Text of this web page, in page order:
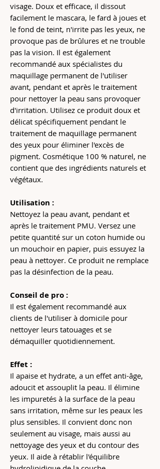
visage. Doux et efficace, il dissout
facilement le mascara, le fard à joues et
le fond de teint, n'irrite pas les yeux, ne
provoque pas de brûlures et ne trouble
pas la vision. Il est également
recommandé aux spécialistes du
maquillage permanent de l'utiliser
avant, pendant et après le traitement
pour nettoyer la peau sans provoquer
d'irritation. Utilisez ce produit doux et
délicat spécifiquement pendant le
traitement de maquillage permanent
des yeux pour éliminer l'excès de
pigment. Cosmétique 100 % naturel, ne
contient que des ingrédients naturels et
végétaux.
Utilisation :
Nettoyez la peau avant, pendant et
après le traitement PMU. Versez une
petite quantité sur un coton humide ou
un mouchoir en papier, puis essuyez la
peau à nettoyer. Ce produit ne remplace
pas la désinfection de la peau.
Conseil de pro :
Il est également recommandé aux
clients de l'utiliser à domicile pour
nettoyer leurs tatouages et se
démaquiller quotidiennement.
Effet :
Il apaise et hydrate, a un effet anti-âge,
adoucit et assouplit la peau. Il élimine
les impuretés à la surface de la peau
sans irritation, même sur les peaux les
plus sensibles. Il convient donc non
seulement au visage, mais aussi au
nettoyage des yeux et du contour des
yeux. Il aide à rétablir l'équilibre